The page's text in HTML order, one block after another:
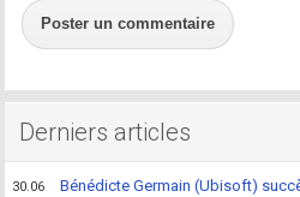
Poster un commentaire
Derniers articles
30.06
Bénédicte Germain (Ubisoft)